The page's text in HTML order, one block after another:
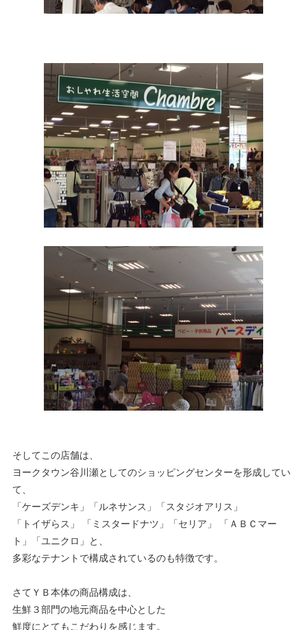
そしてこの店舗は、
ヨークタウン谷川瀬としてのショッピングセンターを形成してい
て、
「ケーズデンキ」「ルネサンス」「スタジオアリス」
「トイザらス」 「ミスタードナツ」「セリア」 「ＡＢＣマー
ト」「ユニクロ」と、
多彩なテナントで構成されているのも特徴です。
さてＹＢ本体の商品構成は、
生鮮３部門の地元商品を中心とした
鮮度にとてもこだわりを感じます。